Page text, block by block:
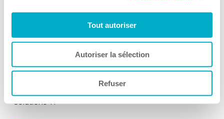
Tout autoriser
Autoriser la sélection
Refuser
Toutes les activités
Gusto
Solutions TI